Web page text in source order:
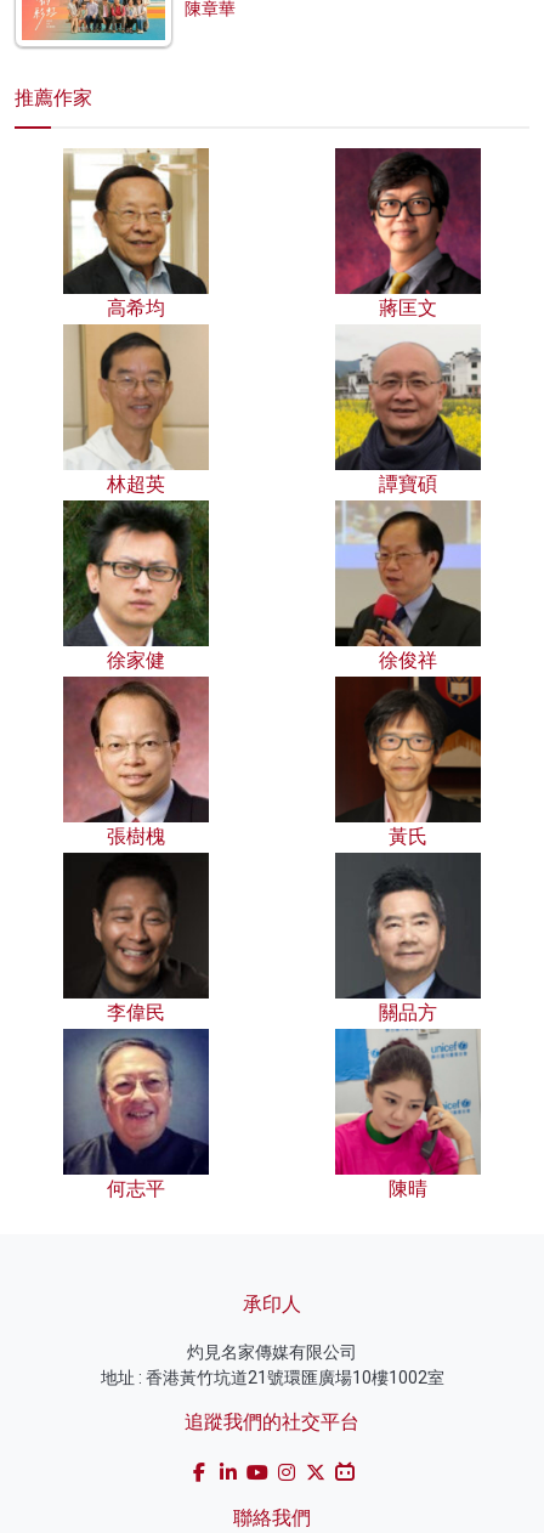
陳章華
推薦作家
高希均 蔣匡文
林超英 譚寶碩
徐家健 徐俊祥
張樹槐 黃氏
李偉民 關品方
何志平 陳晴
承印人
灼見名家傳媒有限公司
地址 : 香港黃竹坑道21號環匯廣場10樓1002室
追蹤我們的社交平台
聯絡我們